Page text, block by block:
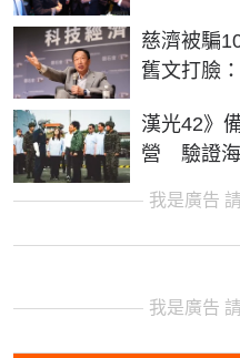
慈濟被騙
舊文打臉
漢光42》
營 驗證海
我是廣告
我是廣告